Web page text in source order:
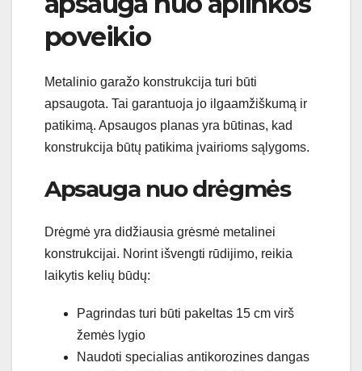
poveikio
Metalinio garažo konstrukcija turi būti
apsaugota. Tai garantuoja jo ilgaamžiškumą ir
patikimą. Apsaugos planas yra būtinas, kad
konstrukcija būtų patikima įvairioms sąlygoms.
Apsauga nuo drėgmės
Drėgmė yra didžiausia grėsmė metalinei
konstrukcijai. Norint išvengti rūdijimo, reikia
laikytis kelių būdų:
Pagrindas turi būti pakeltas 15 cm virš
žemės lygio
Naudoti specialias antikorozines dangas